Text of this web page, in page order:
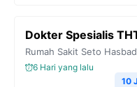
Dokter Spesialis
Rumah Sakit Seto
6 Hari yang lalu
10